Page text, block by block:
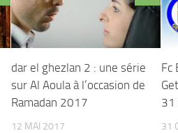
dar el ghezlan 2 : une série
sur Al Aoula à l’occasion de
Ramadan 2017
12 MAI 2017
Fc
31
31